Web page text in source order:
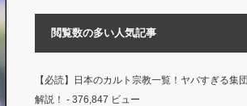
閲覧数の多い人気記事
【必読】日本のカルト宗教一覧！ヤバすぎる集
解説！ - 376,847 ビュー